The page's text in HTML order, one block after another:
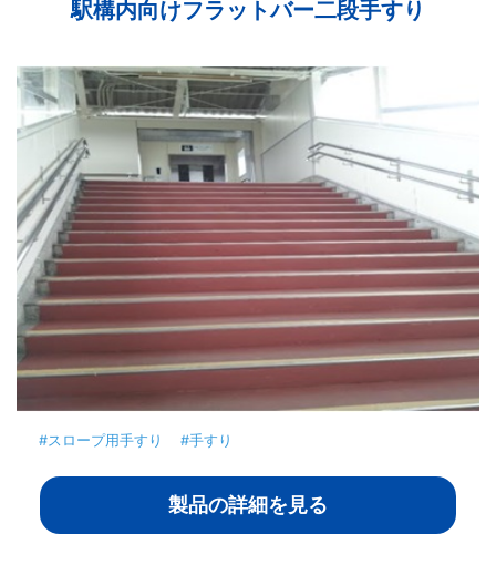
駅構内向けフラットバー二段手すり
#スロープ用手すり #手すり
製品の詳細を見る